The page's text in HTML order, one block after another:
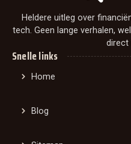
Heldere uitleg over
tech. Geen lange verhalen,
direct
Snelle links
Home
Blog